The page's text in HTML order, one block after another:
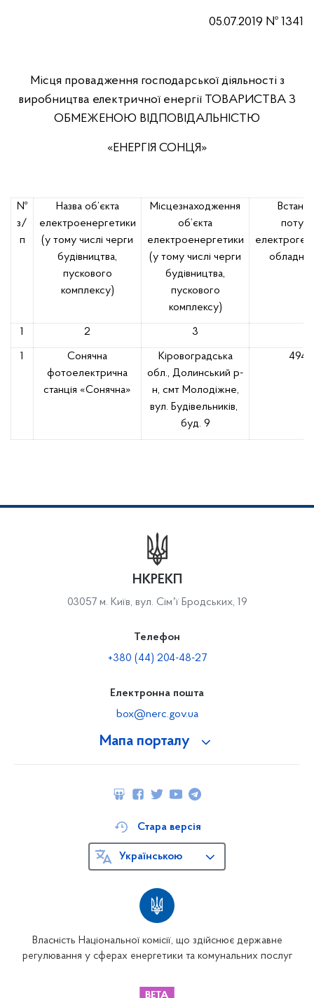
05.07.2019 № 1341
Місця провадження господарської діяльності з
виробництва електричної енергії ТОВАРИСТВА З
ОБМЕЖЕНОЮ ВІДПОВІДАЛЬНІСТЮ
«ЕНЕРГІЯ СОНЦЯ»
№
з/
п
Назва об’єкта
електроенергетики
(у тому числі черги
будівництва,
пускового
комплексу)
Місцезнаходження
об’єкта
електроенергетики
(у тому числі черги
будівництва,
пускового
комплексу)
1 2 3
1
Сонячна
фотоелектрична
станція «Сонячна»
Кіровоградська
обл., Долинський р-
н, смт Молодіжне,
вул. Будівельників,
буд. 9
Мапа порталу
НКРЕКП
03057 м. Київ, вул. Сімʼї Бродських, 19
Телефон
+380 (44) 204-48-27
Електронна пошта
box@nerc.gov.ua
Власність Національної комісії, що здійснює державне
регулювання у сферах енергетики та комунальних послуг
Стара версія
Українською